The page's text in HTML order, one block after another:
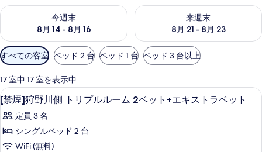
今週末
8月 14 - 8月 16
今週末 8月 14 - 8月 16 の空室状況をチェック
来週末
8月 21 - 8月 23
来週末 8月 21 - 8月 23 の空室
利
用
可
能
な
客
室
の
すべての客室 ベッド 2 台 ベッド 1 台 ベッド 3 台以上
17 室中 17 室を表示中
[禁
煙]
狩
野
高級寝具、デスク、遮光カーテン、
1
[禁煙]狩野川側 トリプルルーム 2ベット+エキストラベット
定員 3 名
シングルベッド 2 台
WiFi (無料)